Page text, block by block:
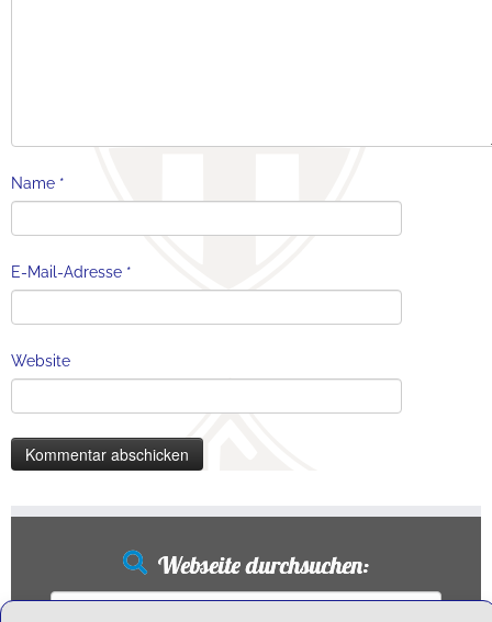
Name *
E-Mail-Adresse *
Website
Webseite durchsuchen:
Suchen